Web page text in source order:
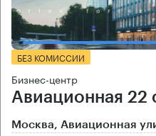
БЕЗ КОМИССИИ
Бизнес-центр
Авиационная 22
Москва, Авиационная